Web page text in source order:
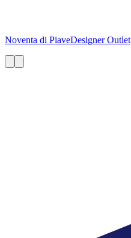
Noventa di PiaveDesigner Outlet